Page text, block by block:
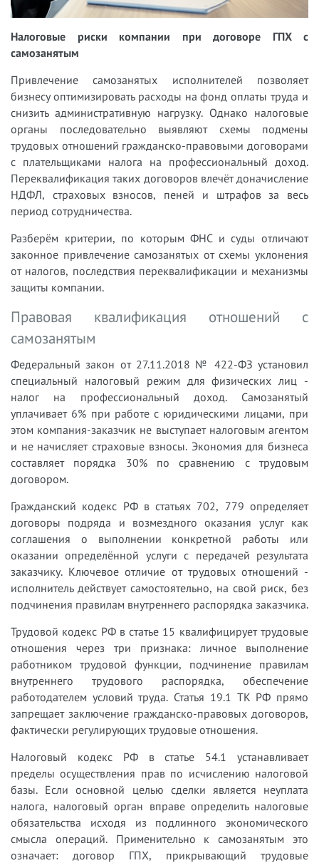
Налоговые риски компании при договоре ГПХ с
самозанятым
Привлечение самозанятых исполнителей позволяет
бизнесу оптимизировать расходы на фонд оплаты труда и
снизить административную нагрузку. Однако налоговые
органы последовательно выявляют схемы подмены
трудовых отношений гражданско-правовыми договорами
с плательщиками налога на профессиональный доход.
Переквалификация таких договоров влечёт доначисление
НДФЛ, страховых взносов, пеней и штрафов за весь
период сотрудничества.
Разберём критерии, по которым ФНС и суды отличают
законное привлечение самозанятых от схемы уклонения
от налогов, последствия переквалификации и механизмы
защиты компании.
Правовая квалификация отношений с
самозанятым
Федеральный закон от 27.11.2018 № 422-ФЗ установил
специальный налоговый режим для физических лиц -
налог на профессиональный доход. Самозанятый
уплачивает 6% при работе с юридическими лицами, при
этом компания-заказчик не выступает налоговым агентом
и не начисляет страховые взносы. Экономия для бизнеса
составляет порядка 30% по сравнению с трудовым
договором.
Гражданский кодекс РФ в статьях 702, 779 определяет
договоры подряда и возмездного оказания услуг как
соглашения о выполнении конкретной работы или
оказании определённой услуги с передачей результата
заказчику. Ключевое отличие от трудовых отношений -
исполнитель действует самостоятельно, на свой риск, без
подчинения правилам внутреннего распорядка заказчика.
Трудовой кодекс РФ в статье 15 квалифицирует трудовые
отношения через три признака: личное выполнение
работником трудовой функции, подчинение правилам
внутреннего трудового распорядка, обеспечение
работодателем условий труда. Статья 19.1 ТК РФ прямо
запрещает заключение гражданско-правовых договоров,
фактически регулирующих трудовые отношения.
Налоговый кодекс РФ в статье 54.1 устанавливает
пределы осуществления прав по исчислению налоговой
базы. Если основной целью сделки является неуплата
налога, налоговый орган вправе определить налоговые
обязательства исходя из подлинного экономического
смысла операций. Применительно к самозанятым это
означает: договор ГПХ, прикрывающий трудовые